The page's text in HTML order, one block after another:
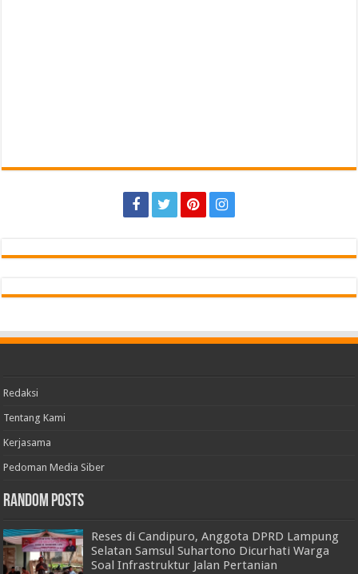
Redaksi
Tentang Kami
Kerjasama
Pedoman Media Siber
Random Posts
Reses di Candipuro, Anggota DPRD Lampung
Selatan Samsul Suhartono Dicurhati Warga
Soal Infrastruktur Jalan Pertanian